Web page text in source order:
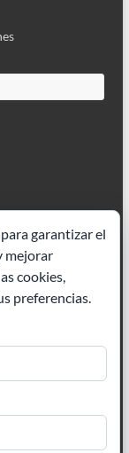
garantizar el
mejorar
cookies,
preferencias.